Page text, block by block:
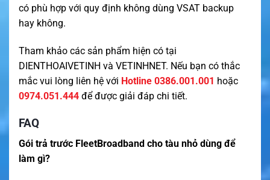
có phù hợp với quy định không dùng VSAT backup
hay không.
Tham khảo các sản phẩm hiện có tại
DIENTHOAIVETINH và VETINHNET. Nếu bạn có thắc
mắc vui lòng liên hệ với Hotline 0386.001.001 hoặc
0974.051.444 để được giải đáp chi tiết.
FAQ
Gói trả trước FleetBroadband cho tàu nhỏ dùng để
làm gì?